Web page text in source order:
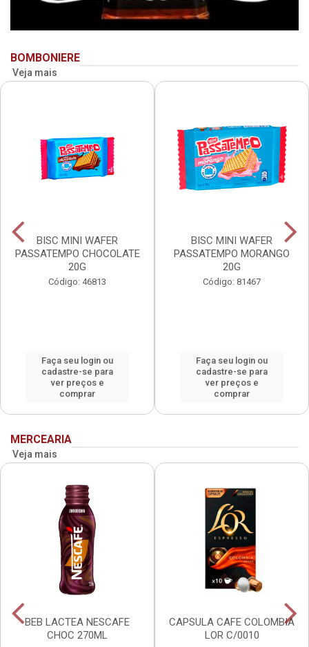
BOMBONIERE
Veja mais
BISC MINI WAFER
PASSATEMPO CHOCOLATE
20G
Código: 46813
Faça seu login ou
cadastre-se para
ver preços e
comprar
BISC MINI WAFER
PASSATEMPO MORANGO
20G
Código: 81467
Faça seu login ou
cadastre-se para
ver preços e
comprar
MERCEARIA
Veja mais
BEB LACTEA NESCAFE
CHOC 270ML
CAPSULA CAFE COLOMBIA
LOR C/0010